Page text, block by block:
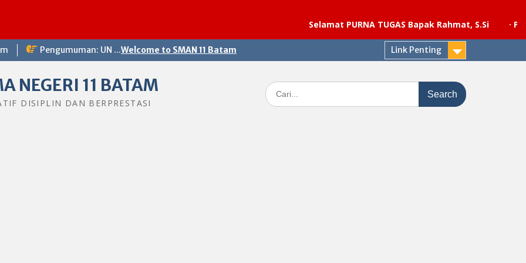
Selamat PURNA TUGAS Bapak Rahmat, S.Si
·
Pengumuman: UN ...Welcome to SMAN 11 Batam Link Penting
NEGERI 11 BATAM
DISIPLIN DAN BERPRESTASI
Search
for: